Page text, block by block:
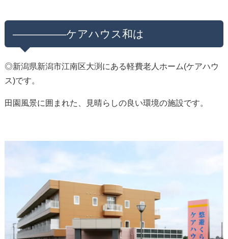
—————ケアハウス和は
◎新潟県新潟市江南区大渕にある軽費老人ホーム(ケアハウ
ス)です。
田園風景に囲まれた、見晴らしの良い環境の施設です。